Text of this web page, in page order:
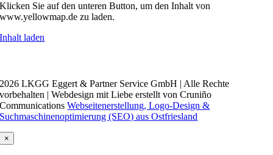
Klicken Sie auf den unteren Button, um den Inhalt von
www.yellowmap.de zu laden.
Inhalt laden
2026 LKGG Eggert & Partner Service GmbH | Alle Rechte
vorbehalten | Webdesign mit Liebe erstellt von Cruniño
CommunicationsWebseitenerstellung, Logo-Design &
Suchmaschinenoptimierung (SEO) aus Ostfriesland
×